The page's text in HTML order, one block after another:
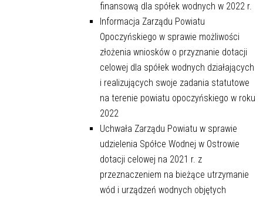
finansową dla spółek wodnych w 2022 r.
Informacja Zarządu Powiatu
Opoczyńskiego w sprawie możliwości
złożenia wniosków o przyznanie dotacji
celowej dla spółek wodnych działających
i realizujących swoje zadania statutowe
na terenie powiatu opoczyńskiego w roku
2022
Uchwała Zarządu Powiatu w sprawie
udzielenia Spółce Wodnej w Ostrowie
dotacji celowej na 2021 r. z
przeznaczeniem na bieżące utrzymanie
wód i urządzeń wodnych objętych